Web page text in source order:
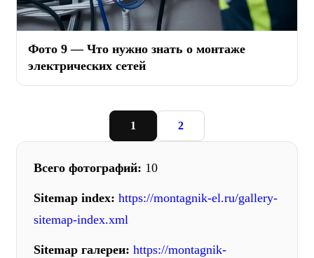
Фото 9 — Что нужно знать о монтаже
электрических сетей
1 2
Всего фотографий: 10
Sitemap index: https://montagnik-el.ru/gallery-
sitemap-index.xml
Sitemap галереи: https://montagnik-